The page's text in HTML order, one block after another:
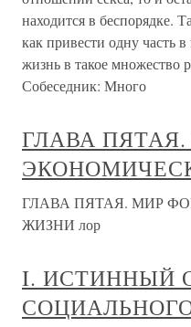
находится в беспорядке.
как привести одну часть
жизнь в такое
Собеседник: Много
ГЛАВА
ГЛАВА ПЯТАЯ. МИР
ЖИЗНИ лор
I. ИСТИННЫЙ